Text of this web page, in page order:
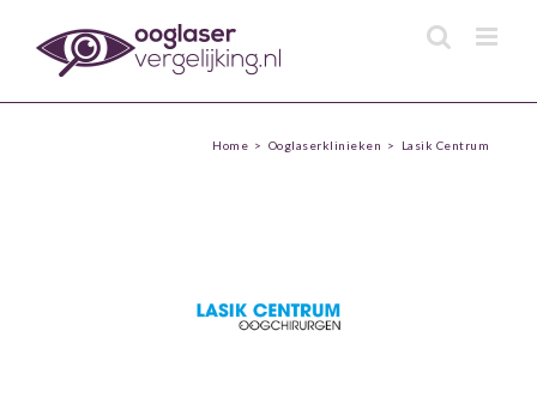
content
Home > Ooglaserklinieken > Lasik Centrum